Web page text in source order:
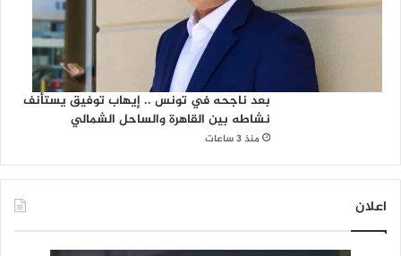
بعد ناجحه في تونس .. إيهاب توفيق يستأنف
نشاطه بين القاهرة والساحل الشمالي
منذ 3 ساعات
اعلان